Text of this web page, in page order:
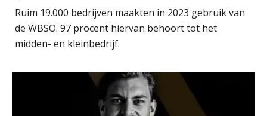
Ruim 19.000 bedrijven maakten in 2023 gebruik van
de WBSO. 97 procent hiervan behoort tot het
midden- en kleinbedrijf.
25
AUG
Online Opleiding Praktijkdiploma Loonadministratie (PDL)
MOCuitgevers
AUG
MOCuitgevers
Opfriscursus PDL (NIRPA PE)